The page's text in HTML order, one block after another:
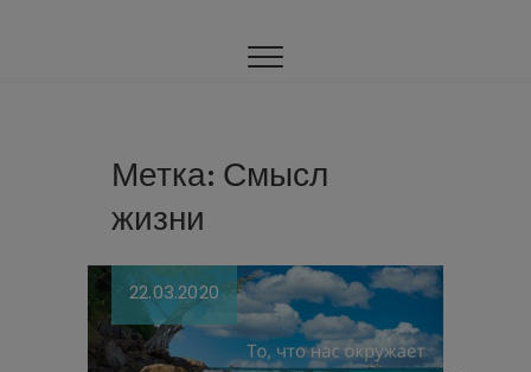
Метка:Смысл
жизни
22.03.2020